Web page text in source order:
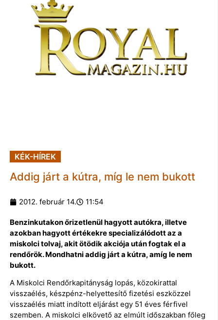
KÉK-HÍREK
Addig járt a kútra, míg le nem bukott
2012. február 14. 11:54
Benzinkutakon őrizetlenül hagyott autókra, illetve
azokban hagyott értékekre specializálódott az a
miskolci tolvaj, akit ötödik akciója után fogtak el a
rendőrök. Mondhatni addig járt a kútra, amíg le nem
bukott.
A Miskolci Rendőrkapitányság lopás, közokirattal
visszaélés, készpénz-helyettesítő fizetési eszközzel
visszaélés miatt indított eljárást egy 51 éves férfivel
szemben. A miskolci elkövető az elmúlt időszakban főleg